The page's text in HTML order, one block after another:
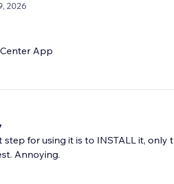
2026
App
for using it is to INSTALL it,
Annoying.